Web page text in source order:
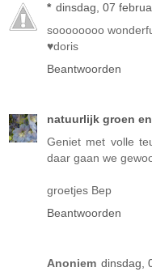
* dinsdag, 07
soooooooo
♥doris
Beantwoorden
natuurlijk groen
Geniet met volle
daar gaan we
groetjes Bep
Beantwoorden
Anoniem dinsdag,